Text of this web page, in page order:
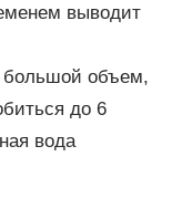
выводит
большой объем,
до 6
вода